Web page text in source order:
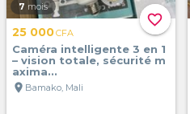
favorite_border
7 mois
25 000CFA
Caméra intelligente 3 en 1
– vision totale, sécurité m
axima...
location_on Bamako, Mali